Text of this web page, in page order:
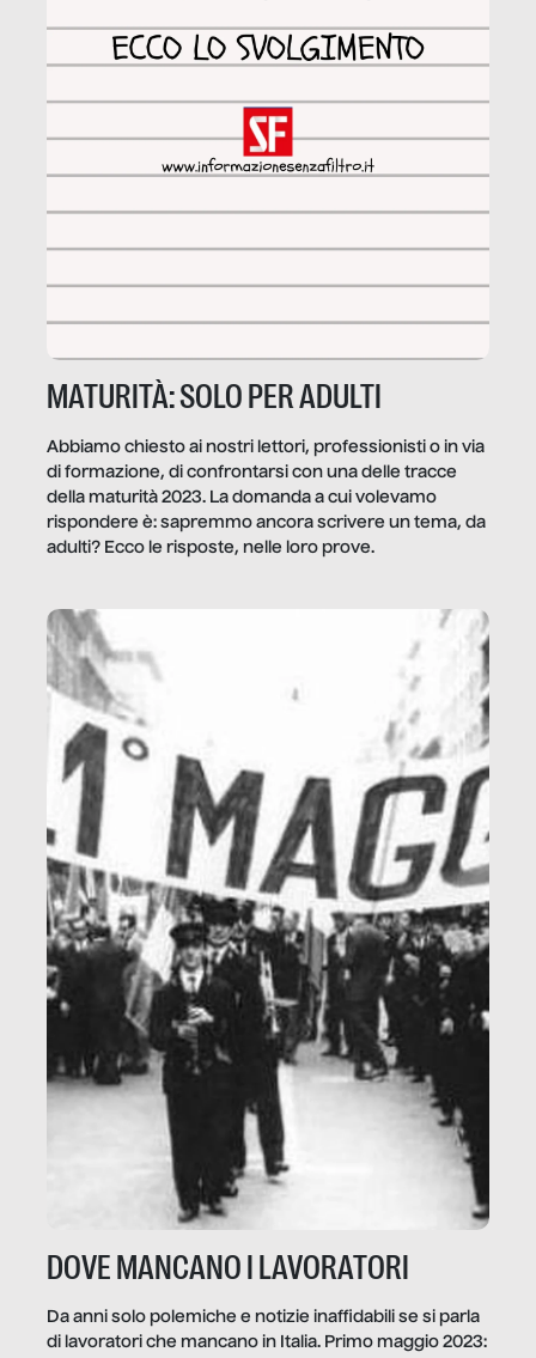
MATURITÀ: SOLO PER ADULTI
Abbiamo chiesto ai nostri lettori, professionisti o in via
di formazione, di confrontarsi con una delle tracce
della maturità 2023. La domanda a cui volevamo
rispondere è: sapremmo ancora scrivere un tema, da
adulti? Ecco le risposte, nelle loro prove.
DOVE MANCANO I LAVORATORI
Da anni solo polemiche e notizie inaffidabili se si parla
di lavoratori che mancano in Italia. Primo maggio 2023: